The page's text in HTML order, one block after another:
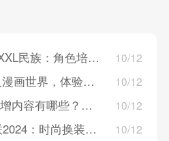
养，打造二次元女孩战队！ 10/12
体验卡牌角色故事！ 10/12
话悟空二周目新增内容详解 10/12
换装，打造专属风格！ 10/12